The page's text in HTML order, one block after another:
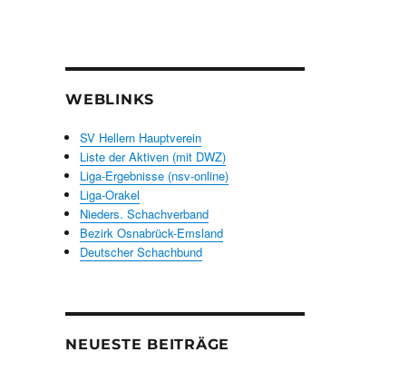
WEBLINKS
SV Hellern Hauptverein
Liste der Aktiven (mit DWZ)
Liga-Ergebnisse (nsv-online)
Liga-Orakel
Nieders. Schachverband
Bezirk Osnabrück-Emsland
Deutscher Schachbund
NEUESTE BEITRÄGE